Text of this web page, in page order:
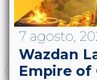
7 agosto,
Wazdan
Empire of